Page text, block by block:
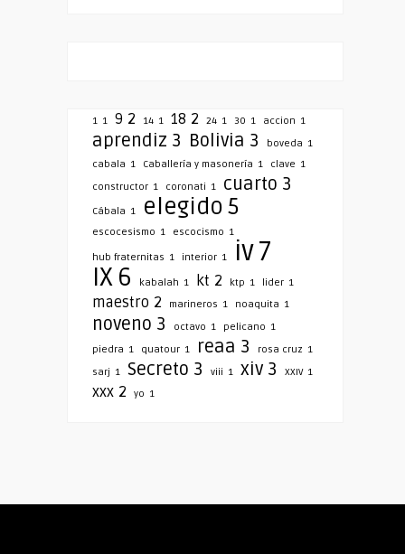
1 1 9 2 14 1 18 2 24 1 30 1 accion 1
aprendiz 3 Bolivia 3 boveda 1
cabala 1 Caballería y masonería 1 clave 1
constructor 1 coronati 1 cuarto 3
Cábala 1 elegido5
escocesismo 1 escocismo 1
hub fraternitas 1 interior 1 iv7
IX 6 kabalah 1 kt 2 ktp 1 lider 1
maestro 2 marineros 1 noaquita 1
noveno 3 octavo 1 pelicano 1
piedra 1 quatour 1 reaa 3 rosa cruz 1
sarj 1 Secreto 3 viii 1 xiv 3 XXIV 1
xxx 2 yo 1